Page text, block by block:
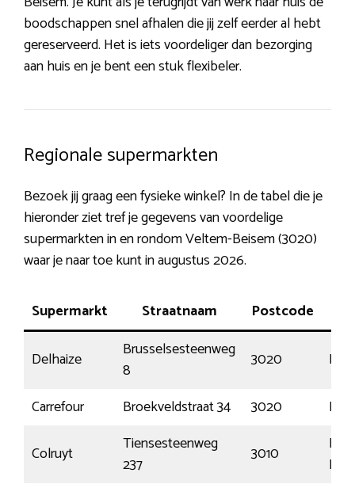
boodschappen snel afhalen die jij zelf eerder al hebt
gereserveerd. Het is iets voordeliger dan bezorging
aan huis en je bent een stuk flexibeler.
Regionale supermarkten
Bezoek jij graag een fysieke winkel? In de tabel die je
hieronder ziet tref je gegevens van voordelige
supermarkten in en rondom Veltem-Beisem (3020)
waar je naar toe kunt in augustus 2026.
Supermarkt Straatnaam Postcode
Delhaize
Brusselsesteenweg
8
3020
Carrefour
Broekveldstraat 34 3020
Colruyt
Tiensesteenweg
237
3010
Lo